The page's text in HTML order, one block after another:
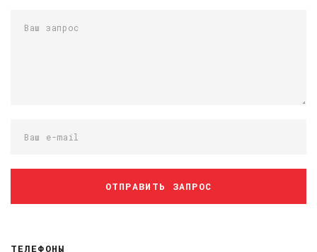
Ваш запрос
Ваш e-mail
ОТПРАВИТЬ ЗАПРОС
ТЕЛЕФОНЫ